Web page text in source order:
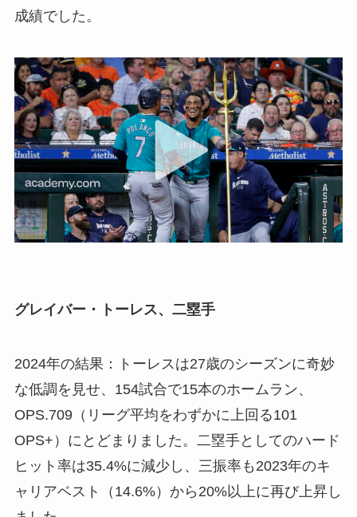
成績でした。
グレイバー・トーレス、二塁手
2024年の結果：トーレスは27歳のシーズンに奇妙
な低調を見せ、154試合で15本のホームラン、
OPS.709（リーグ平均をわずかに上回る101
OPS+）にとどまりました。二塁手としてのハード
ヒット率は35.4%に減少し、三振率も2023年のキ
ャリアベスト（14.6%）から20%以上に再び上昇し